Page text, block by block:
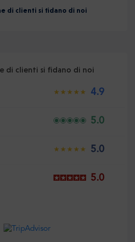
di clienti si fidano di noi
di clienti si fidano di noi
4.9
5.0
5.0
5.0